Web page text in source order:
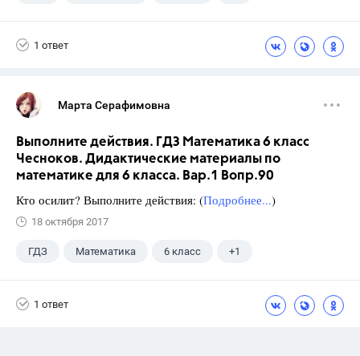
1 ответ
Марта Серафимовна
Выполните действия. ГДЗ Математика 6 класс
Чесноков. Дидактические материалы по
математике для 6 класса. Вар.1 Вопр.90
Кто осилит? Выполните действия: (Подробнее...)
18 октября 2017
ГДЗ Математика 6 класс +1
1 ответ